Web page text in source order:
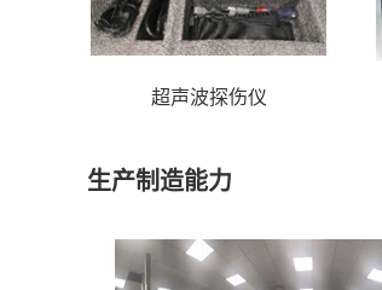
超声波探伤仪
生产制造能力